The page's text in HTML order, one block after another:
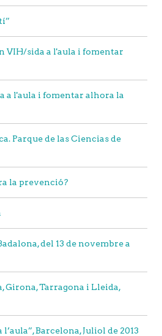
VIH/sida a l'aula i fomentar
a l'aula i fomentar alhora la
Parque de las Ciencias de
la prevenció?
del 13 de novembre a
Girona, Tarragona i Lleida,
Barcelona, Juliol de 2013